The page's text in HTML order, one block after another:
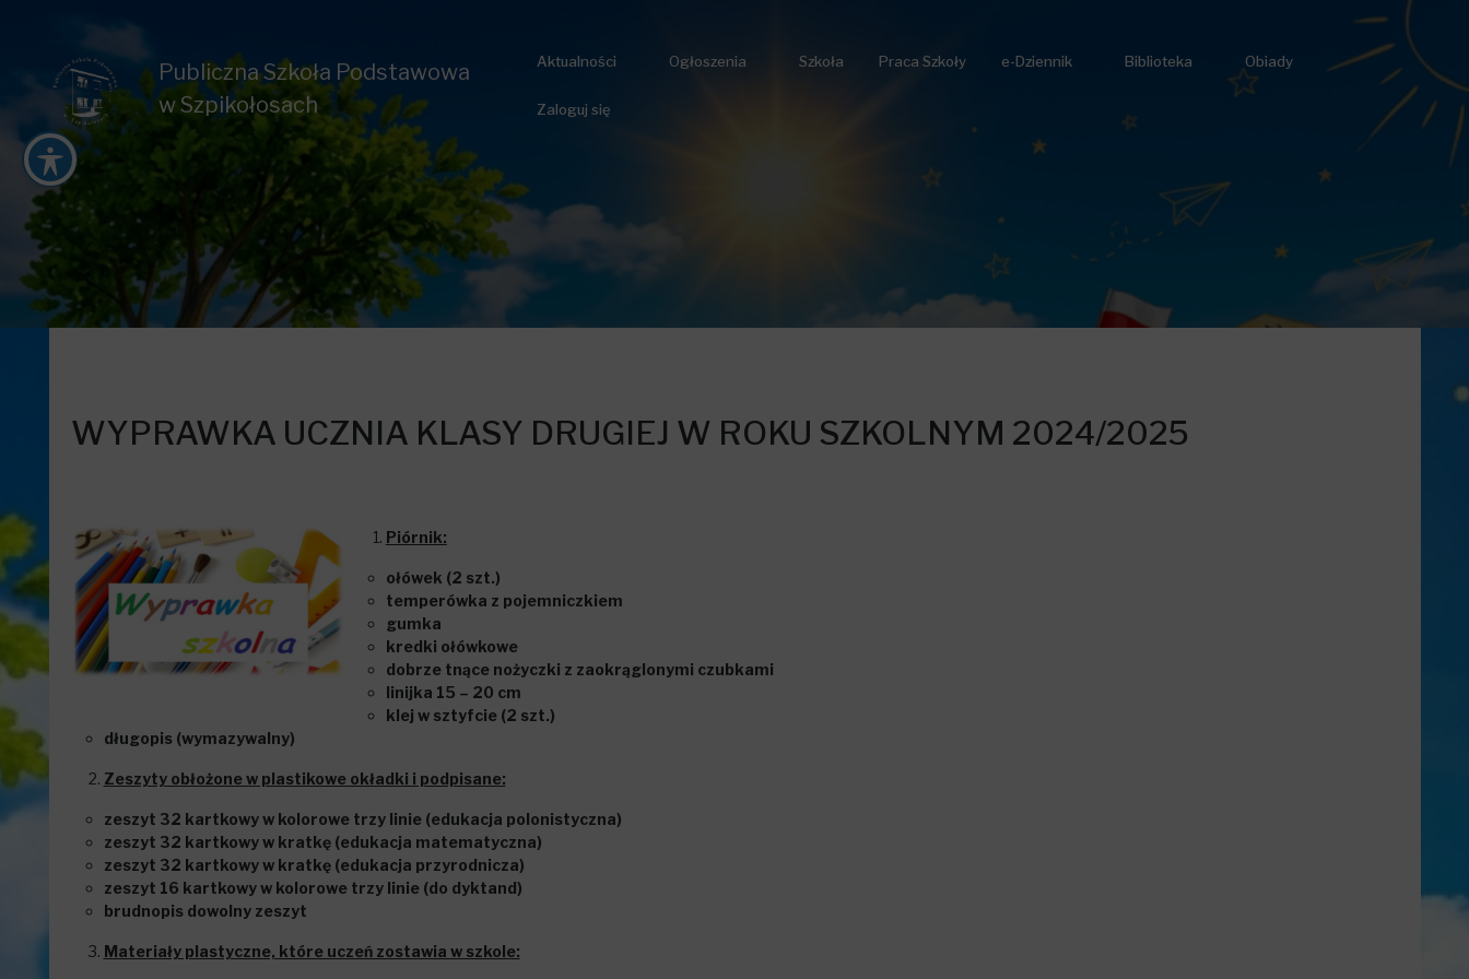
Publiczna Szkoła Podstawowa
w Szpikołosach
Aktualności Ogłoszenia Szkoła Praca Szkoły e-Dziennik Biblioteka Obiady
Zaloguj się
WYPRAWKA UCZNIA KLASY DRUGIEJ W ROKU SZKOLNYM 2024/2025
Piórnik:
ołówek (2 szt.)
temperówka z pojemniczkiem
gumka
kredki ołówkowe
dobrze tnące nożyczki z zaokrąglonymi czubkami
linijka 15 – 20 cm
klej w sztyfcie (2 szt.)
długopis (wymazywalny)
Zeszyty obłożone w plastikowe okładki i podpisane:
zeszyt 32 kartkowy w kolorowe trzy linie (edukacja polonistyczna)
zeszyt 32 kartkowy w kratkę (edukacja matematyczna)
zeszyt 32 kartkowy w kratkę (edukacja przyrodnicza)
zeszyt 16 kartkowy w kolorowe trzy linie (do dyktand)
brudnopis dowolny zeszyt
Materiały plastyczne, które uczeń zostawia w szkole: